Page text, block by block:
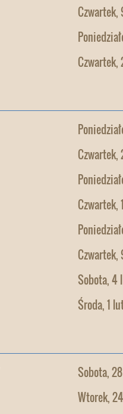
Czwartek,
Czwartek,
Czwartek,
Czwartek,
Czwartek,
Sobota, 4
Środa, 1
Sobota,
Wtorek,